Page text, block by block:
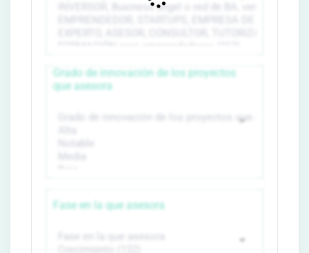
Grado de innovación de los proyectos
que asesora
Fase en la que asesora